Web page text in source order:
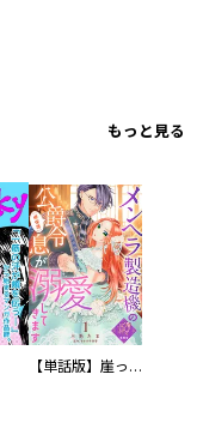
もっと見る
【単話版】崖っぷち令嬢ですが、意地と策略で幸せになります！シリーズ